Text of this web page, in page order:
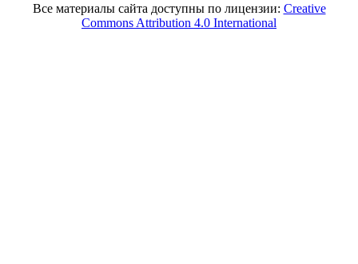
Все материалы сайта доступны по лицензии: Creative
Commons Attribution 4.0 International